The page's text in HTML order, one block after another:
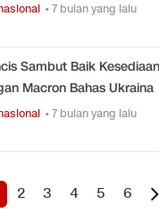
• 7 bulan yang lalu
Sambut Baik
Macron Bahas Ukraina
• 7 bulan yang lalu
2 3 4 5 6